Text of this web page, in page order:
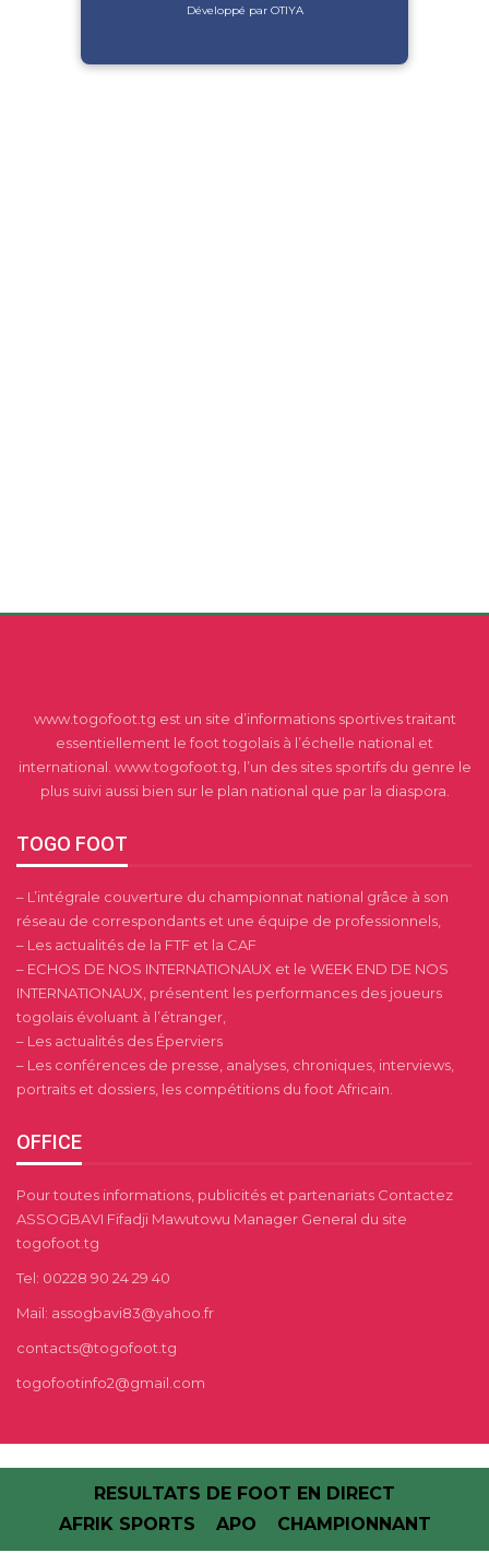
Développé par OTIYA
www.togofoot.tg est un site d’informations sportives traitant
essentiellement le foot togolais à l’échelle national et
international. www.togofoot.tg, l’un des sites sportifs du genre le
plus suivi aussi bien sur le plan national que par la diaspora.
TOGO FOOT
– L’intégrale couverture du championnat national grâce à son
réseau de correspondants et une équipe de professionnels,
– Les actualités de la FTF et la CAF
– ECHOS DE NOS INTERNATIONAUX et le WEEK END DE NOS
INTERNATIONAUX, présentent les performances des joueurs
togolais évoluant à l’étranger,
– Les actualités des Éperviers
– Les conférences de presse, analyses, chroniques, interviews,
portraits et dossiers, les compétitions du foot Africain.
OFFICE
Pour toutes informations, publicités et partenariats Contactez
ASSOGBAVI Fifadji Mawutowu Manager General du site
togofoot.tg
Tel: 00228 90 24 29 40
Mail: assogbavi83@yahoo.fr
contacts@togofoot.tg
togofootinfo2@gmail.com
RESULTATS DE FOOT EN DIRECT
AFRIK SPORTS
APO CHAMPIONNANT